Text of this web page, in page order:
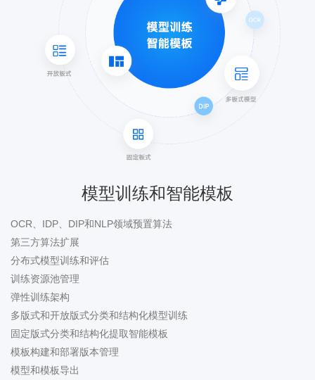
模型训练和智能模板
OCR、IDP、DIP和NLP领域预置算法
第三方算法扩展
分布式模型训练和评估
训练资源池管理
弹性训练架构
多版式和开放版式分类和结构化模型训练
固定版式分类和结构化提取智能模板
模板构建和部署版本管理
模型和模板导出